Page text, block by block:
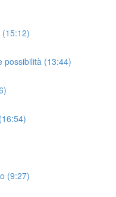
possibilità (13:44)
(9:27)